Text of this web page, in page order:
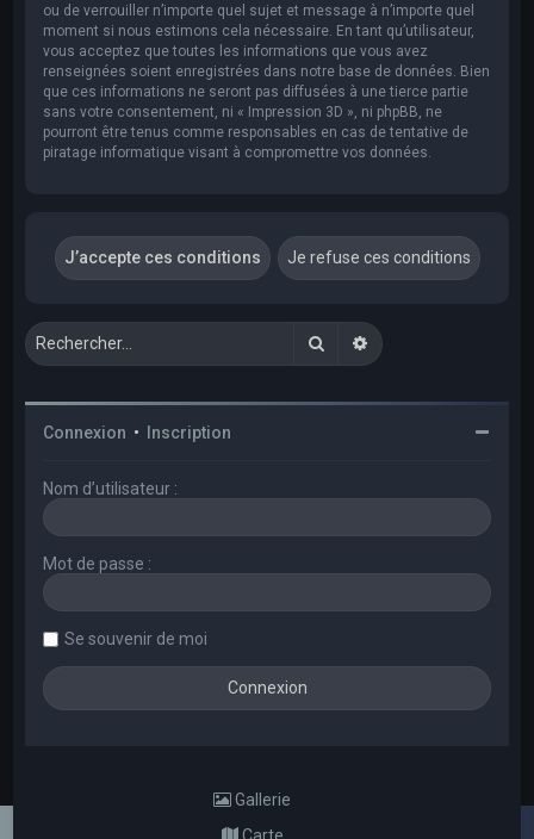
ou de verrouiller n’importe quel sujet et message à n’importe quel
moment si nous estimons cela nécessaire. En tant qu’utilisateur,
vous acceptez que toutes les informations que vous avez
renseignées soient enregistrées dans notre base de données. Bien
que ces informations ne seront pas diffusées à une tierce partie
sans votre consentement, ni « Impression 3D », ni phpBB, ne
pourront être tenus comme responsables en cas de tentative de
piratage informatique visant à compromettre vos données.
RechercherRecherche avancée
Connexion • Inscription
Nom d’utilisateur :
Mot de passe :
Se souvenir de moi
Gallerie
Carte